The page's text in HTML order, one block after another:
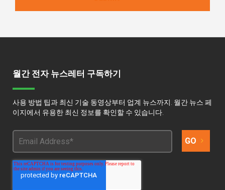
월간 전자 뉴스레터 구독하기
사용 방법 팁과 최신 기술 동영상부터 업계 뉴스까지. 월간 뉴스 페
이지에서 유용한 최신 정보를 확인할 수 있습니다.